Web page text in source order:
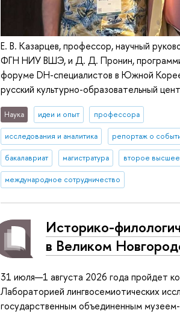
Е. В. Казарцев, профессор, научный
ФГН НИУ ВШЭ, и Д. Д. Пронин,
форуме DH-специалистов в Южной
русский культурно-образовательный
Наука идеи и опыт профессора
исследования и аналитика репортаж о
бакалавриат магистратура второе высшее
международное сотрудничество
Историко-
в Великом
31 июля—1 августа 2026 года пройдет
Лабораторией лингвосемиотических
государственным объединенным